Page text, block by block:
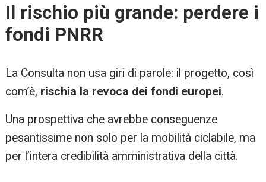
Il rischio più grande: perdere i
fondi PNRR
La Consulta non usa giri di parole: il progetto, così
com’è, rischia la revoca dei fondi europei.
Una prospettiva che avrebbe conseguenze
pesantissime non solo per la mobilità ciclabile, ma
per l’intera credibilità amministrativa della città.